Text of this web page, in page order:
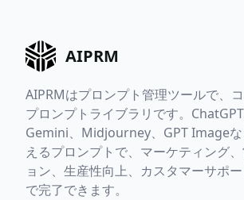
AIPRM
AIPRMはプロンプト管理ツールで、
プロンプトライブラリです。ChatGPT
Gemini、Midjourney、GPT Imageな
えるプロンプトで、マーケティング
ョン、生産性向上、カスタマーサポ
で完了できます。